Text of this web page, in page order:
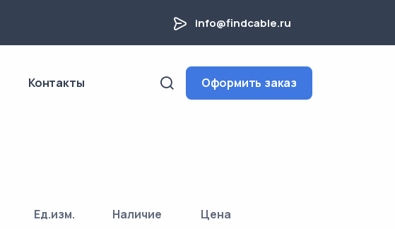
info@findcable.ru
Контакты Оформить заказ
Ед.изм. Наличие Цена